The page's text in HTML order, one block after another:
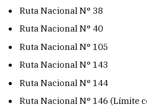
Ruta Nacional N° 38
Ruta Nacional N° 40
Ruta Nacional N° 105
Ruta Nacional N° 143
Ruta Nacional N° 144
Ruta Nacional N° 146 (Límite